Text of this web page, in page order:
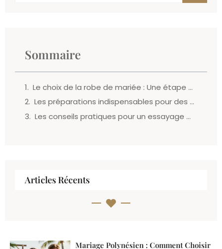
Sommaire
Le choix de la robe de mariée : Une étape essentielle
Les préparations indispensables pour des essayages réussis
Les conseils pratiques pour un essayage mémorable
Articles Récents
Mariage Polynésien : Comment Choisir